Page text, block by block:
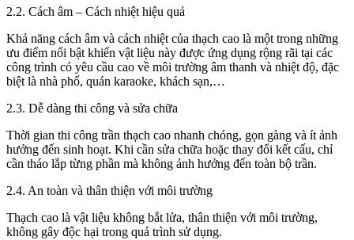
2.2. Cách âm – Cách nhiệt hiệu quả
Khả năng cách âm và cách nhiệt của thạch cao là một trong những
ưu điểm nổi bật khiến vật liệu này được ứng dụng rộng rãi tại các
công trình có yêu cầu cao về môi trường âm thanh và nhiệt độ, đặc
biệt là nhà phố, quán karaoke, khách sạn,…
2.3. Dễ dàng thi công và sửa chữa
Thời gian thi công trần thạch cao nhanh chóng, gọn gàng và ít ảnh
hưởng đến sinh hoạt. Khi cần sửa chữa hoặc thay đổi kết cấu, chỉ
cần tháo lắp từng phần mà không ảnh hưởng đến toàn bộ trần.
2.4. An toàn và thân thiện với môi trường
Thạch cao là vật liệu không bắt lửa, thân thiện với môi trường,
không gây độc hại trong quá trình sử dụng.